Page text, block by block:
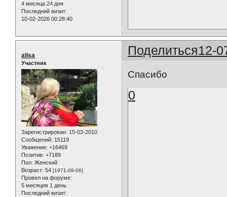
4 месяца 24 дня
Последний визит:
10-02-2026 00:28:40
Поделиться12-
alisa
Участник
Зарегистрирован: 15-03-2010
Сообщений: 15119
Уважение: +16469
Позитив: +7189
Пол: Женский
Возраст: 54 [1971-09-06]
Провел на форуме:
5 месяцев 1 день
Последний визит:
Спасибо
0